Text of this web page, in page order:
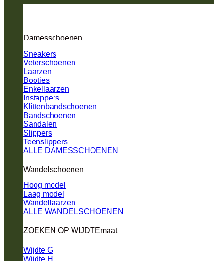
Damesschoenen
Sneakers
Veterschoenen
Laarzen
Booties
Enkellaarzen
Instappers
Klittenbandschoenen
Bandschoenen
Sandalen
Slippers
Teenslippers
ALLE DAMESSCHOENEN
Wandelschoenen
Hoog model
Laag model
Wandellaarzen
ALLE WANDELSCHOENEN
ZOEKEN OP WIJDTEmaat
Wijdte G
Wijdte H